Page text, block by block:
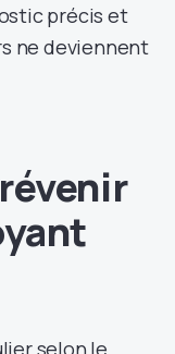
précis et
ne deviennent
selon le